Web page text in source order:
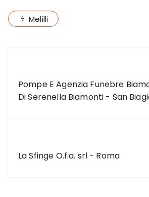
Melilli
Pompe E Agenzia Funebre
Di Serenella Biamonti - San
La Sfinge O.f.a. srl - Roma